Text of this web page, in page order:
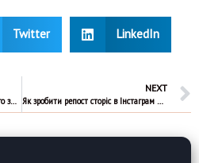
Twitter LinkedIn
Які люди сидять у ТікТок і хто його знімає сьогодні
NEXT
Як зробити репост сторіс в Інстаграм на весь екран